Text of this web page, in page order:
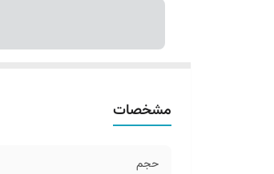
مشخصات
حجم